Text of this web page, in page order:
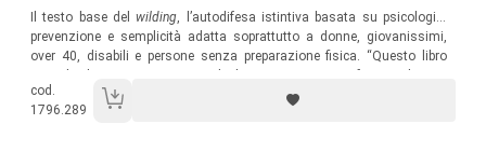
Sommario:
Il testo base delwilding, l’autodifesa istintiva basata su psicologia,
prevenzione e semplicità adatta soprattutto a donne, giovanissimi,
over 40, disabili e persone senza preparazione fisica. “Questo libro
paura in energia positiva per reagire e difendersi”.
cod.
1796.289